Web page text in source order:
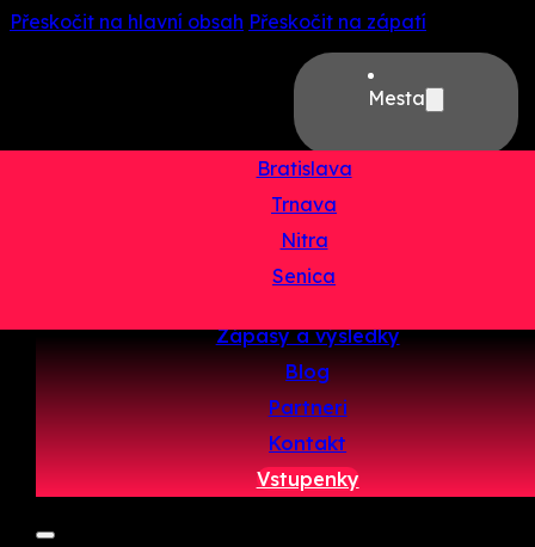
Přeskočit na hlavní obsah Přeskočit na zápatí
Mesta
Bratislava
Trnava
Nitra
Senica
Domov
O projekte
Zápasy a výsledky
Blog
Partneri
Kontakt
Vstupenky